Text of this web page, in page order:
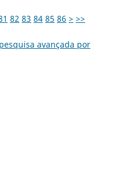
82 83 84 85 86 > >>
avançada por